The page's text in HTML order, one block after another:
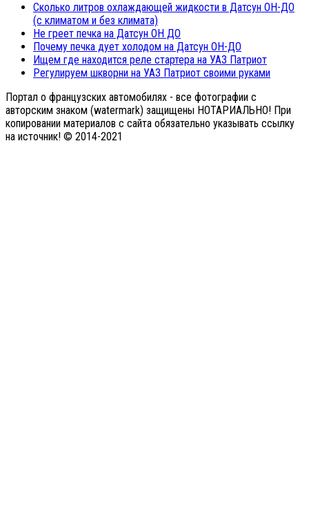
Сколько литров охлаждающей жидкости в Датсун ОН-ДО
(с климатом и без климата)
Не греет печка на Датсун ОН ДО
Почему печка дует холодом на Датсун ОН-ДО
Ищем где находится реле стартера на УАЗ Патриот
Регулируем шкворни на УАЗ Патриот своими руками
Портал о французских автомобилях - все фотографии с
авторским знаком (watermark) защищены НОТАРИАЛЬНО! При
копировании материалов с сайта обязательно указывать ссылку
на источник! © 2014-2021